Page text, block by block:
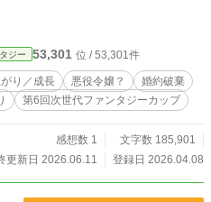
り得るのか。 そして処刑され
食と誇り、そして
から治していく一人の貴族令嬢の物
ジー 53,301 位 / 53,301件
り／成長 悪役令嬢？
婚約破棄
第6回次世代ファンタジーカップ
感想数 1
文字数 185,901
更新日 2026.06.11
登録日 2026.04.08